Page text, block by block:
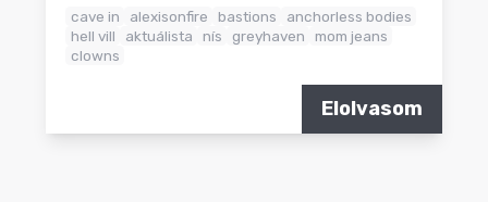
cave in alexisonfire bastions
anchorless bodies
hell vill
aktuálista nís greyhaven
mom jeans
clowns
Elolvasom